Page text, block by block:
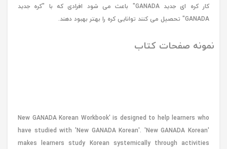
کار کره ای جدید GANADA" باعث می شود افرادی که با "کره جدید
GANADA" تحصیل می کنند توانایی کره را بهتر بهبود دهند.
نمونه صفحات کتاب
New GANADA Korean Workbook' is designed to help learners who
have studied with 'New GANADA Korean'. 'New GANADA Korean'
makes learners study Korean systemically through activities